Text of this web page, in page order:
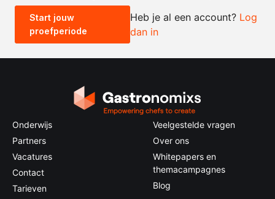
0.5x 1x 2x
Start jouw
proefperiode
Heb je al een account? Log
dan in
Onderwijs
Partners
Vacatures
Contact
Tarieven
Veelgestelde vragen
Over ons
Whitepapers en
themacampagnes
Blog